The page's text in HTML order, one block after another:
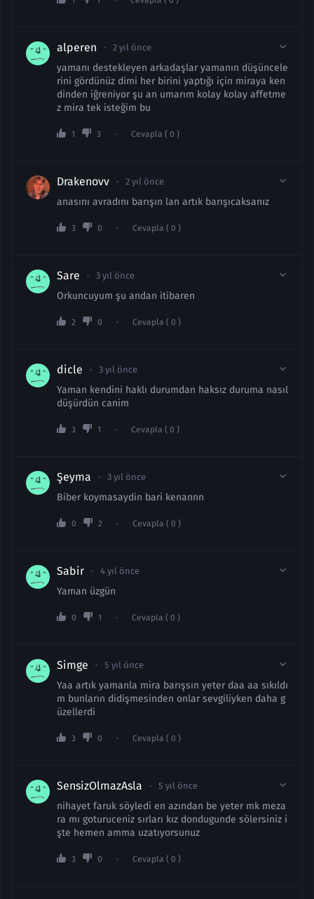
alperen 2 yıl önce
yamanı destekleyen arkadaşlar yamanın düşüncele
rini gördünüz dimi her birini yaptığı için miraya ken
dinden iğreniyor şu an umarım kolay kolay affetme
z mira tek isteğim bu
1 3 Cevapla ( 0 )
Drakenovv 2 yıl önce
anasını avradını barışın lan artık barışıcaksanız
3 0 Cevapla ( 0 )
Sare 3 yıl önce
Orkuncuyum şu andan itibaren
2 0 Cevapla ( 0 )
dicle 3 yıl önce
Yaman kendini haklı durumdan haksız duruma nasıl
düşürdün canim
3 1 Cevapla ( 0 )
Şeyma 3 yıl önce
Biber koymasaydin bari kenannn
0 2 Cevapla ( 0 )
Sabir 4 yıl önce
Yaman üzgün
0 1 Cevapla ( 0 )
Simge 5 yıl önce
Yaa artık yamanla mira barışsın yeter daa aa sıkıldı
m bunların didişmesinden onlar sevgiliyken daha g
üzellerdi
3 0 Cevapla ( 0 )
SensizOlmazAsla 5 yıl önce
nihayet faruk söyledi en azından be yeter mk meza
ra mı goturuceniz sırları kız dondugunde sölersiniz i
şte hemen amma uzatıyorsunuz
3 0 Cevapla ( 0 )